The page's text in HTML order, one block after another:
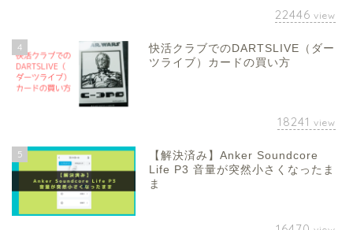
22446 view
4
快活クラブでのDARTSLIVE（ダー
ツライブ）カードの買い方
18241 view
5
【解決済み】Anker Soundcore
Life P3 音量が突然小さくなったま
ま